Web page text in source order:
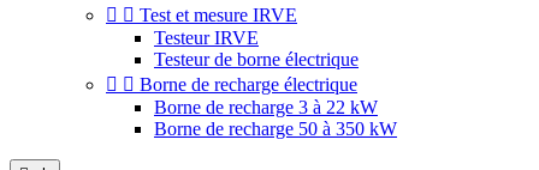
  Test et mesure IRVE
Testeur IRVE
Testeur de borne électrique
  Borne de recharge électrique
Borne de recharge 3 à 22 kW
Borne de recharge 50 à 350 kW